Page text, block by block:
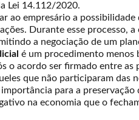
Lei 14.112/2020.
ao empresário a
Durante esse processo,
a negociação de um
é um procedimento menos
o acordo ser firmado entre
que não participaram das
para a
na economia que o